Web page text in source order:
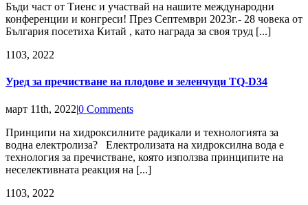
Бъди част от Тиенс и участвай на нашите международни
конференции и конгреси! През Септември 2023г.- 28 човека от
България посетиха Китай , като награда за своя труд [...]
1103, 2022
Уред за пречистване на плодове и зеленчуци TQ-D34
март 11th, 2022|0 Comments
Принципи на хидроксилните радикали и технологията за
водна електролиза? Електролизата на хидроксилна вода е
технология за пречистване, която използва принципите на
неселективната реакция на [...]
1103, 2022